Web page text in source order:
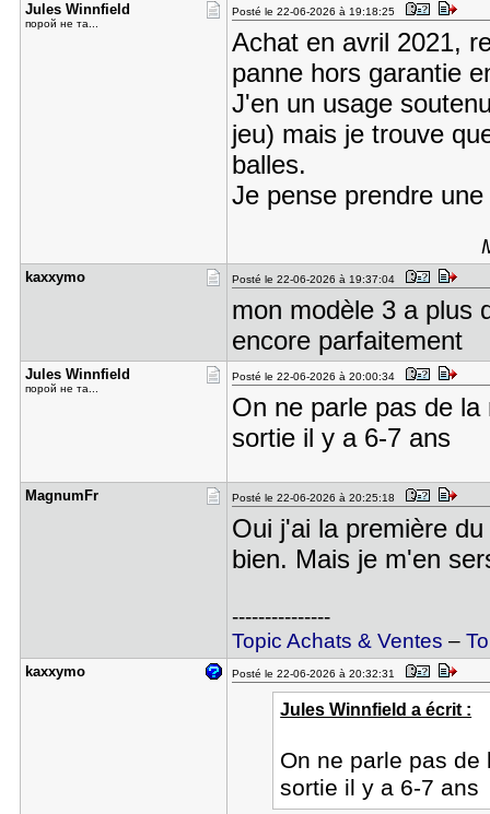
Jules Winn​field
порой не та...
Posté le 22-06-2026 à 19:18:25
Achat en avril 2021,
panne hors garantie
J'en un usage
jeu) mais je trouve
balles.
Je pense prendre
kaxxymo Posté le 22-06-2026 à 19:37:04
mon modèle 3 a plus
encore parfaitement
Jules Winn​field
порой не та...
Posté le 22-06-2026 à 20:00:34
On ne parle pas de
sortie il y a 6-7 ans
MagnumFr Posté le 22-06-2026 à 20:25:18
Oui j'ai la première
bien. Mais je m'en
---------------
Topic Achats & Ventes –
kaxxymo Posté le 22-06-2026 à 20:32:31
Jules Winnfield a écrit :
On ne parle pas
sortie il y a 6-7 ans